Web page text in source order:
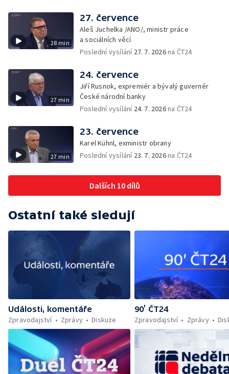
28 min
27. července
Aleš Juchelka /ANO/, ministr práce
a sociálních věcí
Poslední vysílání 27. 7. 2026na ČT24
27 min
24. července
Jiří Rusnok, expremiér a bývalý guvernér
České národní banky
Poslední vysílání 24. 7. 2026na ČT24
27 min
23. července
Karel Kühnl, exministr obrany
Poslední vysílání 23. 7. 2026na ČT24
Dalších 10 dílů
Ostatní také sledují
Události, komentáře
Zpravodajství
Zprávy Diskuze
90’ ČT24
Zpravodajství
Zprávy